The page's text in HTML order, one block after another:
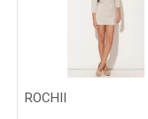
ROCHII